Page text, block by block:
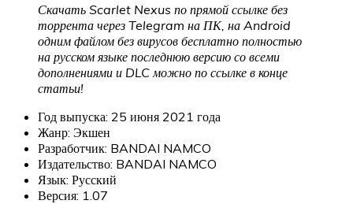
Скачать Scarlet Nexus по прямой ссылке без
торрента через Telegram на ПК, на Android
одним файлом без вирусов бесплатно полностью
на русском языке последнюю версию со всеми
дополнениями и DLC можно по ссылке в конце
статьи!
Год выпуска: 25 июня 2021 года
Жанр: Экшен
Разработчик: BANDAI NAMCO
Издательство: BANDAI NAMCO
Язык: Русский
Версия: 1.07